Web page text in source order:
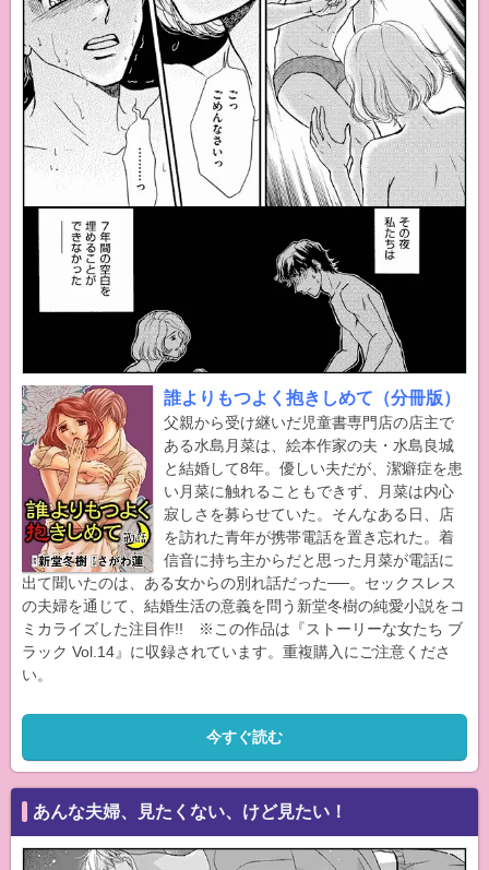
誰よりもつよく抱きしめて（分冊版）
父親から受け継いだ児童書専門店の店主で
ある水島月菜は、絵本作家の夫・水島良城
と結婚して8年。優しい夫だが、潔癖症を患
い月菜に触れることもできず、月菜は内心
寂しさを募らせていた。そんなある日、店
を訪れた青年が携帯電話を置き忘れた。着
信音に持ち主からだと思った月菜が電話に
出て聞いたのは、ある女からの別れ話だった──。セックスレス
の夫婦を通じて、結婚生活の意義を問う新堂冬樹の純愛小説をコ
ミカライズした注目作!! ※この作品は『ストーリーな女たち ブ
ラック Vol.14』に収録されています。重複購入にご注意くださ
い。
今すぐ読む
あんな夫婦、見たくない、けど見たい！